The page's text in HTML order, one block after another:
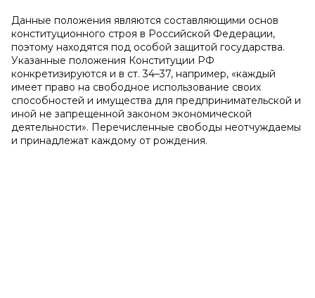
Данные положения являются составляющими основ
конституционного строя в Российской Федерации,
поэтому находятся под особой защитой государства.
Указанные положения Конституции РФ
конкретизируются и в ст. 34–37, например, «каждый
имеет право на свободное использование своих
способностей и имущества для предпринимательской и
иной не запрещенной законом экономической
деятельности». Перечисленные свободы неотчуждаемы
и принадлежат каждому от рождения.